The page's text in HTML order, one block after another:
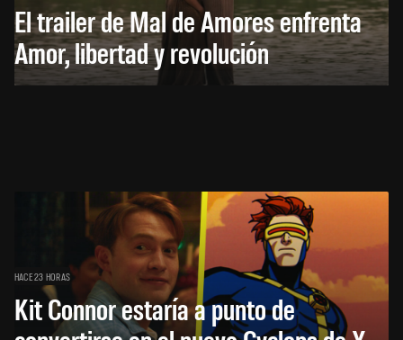
El trailer de Mal de Amores enfrenta
Amor, libertad y revolución
HACE 23 HORAS
Kit Connor estaría a punto de